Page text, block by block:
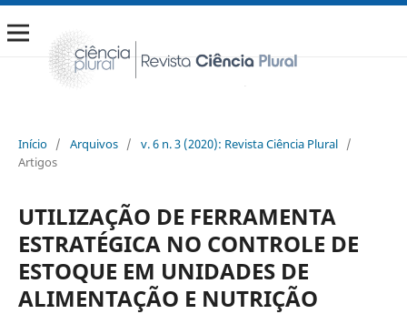
Início / Arquivos / v. 6 n. 3 (2020): Revista Ciência Plural /
Artigos
UTILIZAÇÃO DE FERRAMENTA
ESTRATÉGICA NO CONTROLE DE
ESTOQUE EM UNIDADES DE
ALIMENTAÇÃO E NUTRIÇÃO